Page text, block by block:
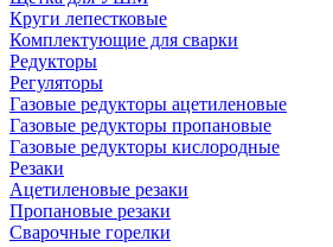
Круги лепестковые
Комплектующие для сварки
Редукторы
Регуляторы
Газовые редукторы ацетиленовые
Газовые редукторы пропановые
Газовые редукторы кислородные
Резаки
Ацетиленовые резаки
Пропановые резаки
Сварочные горелки